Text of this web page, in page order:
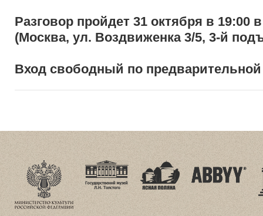
Разговор пройдет 31 октября в 19:00
(Москва, ул. Воздвиженка 3/5, 3-й
Вход свободный по